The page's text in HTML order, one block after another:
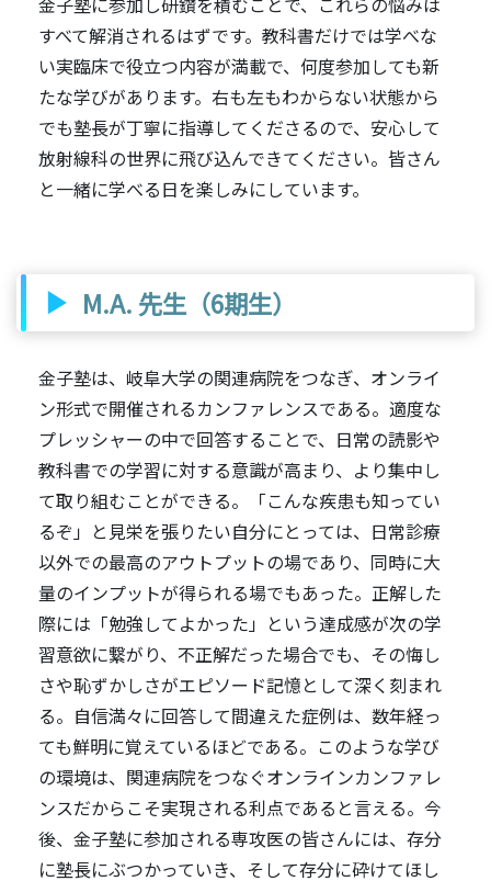
すべて解消されるはずです。教科書だけでは学べな
い実臨床で役立つ内容が満載で、何度参加しても新
たな学びがあります。右も左もわからない状態から
でも塾長が丁寧に指導してくださるので、安心して
放射線科の世界に飛び込んできてください。皆さん
と一緒に学べる日を楽しみにしています。
M.A. 先生（6期生）
金子塾は、岐阜大学の関連病院をつなぎ、オンライ
ン形式で開催されるカンファレンスである。適度な
プレッシャーの中で回答することで、日常の読影や
教科書での学習に対する意識が高まり、より集中し
て取り組むことができる。「こんな疾患も知ってい
るぞ」と見栄を張りたい自分にとっては、日常診療
以外での最高のアウトプットの場であり、同時に大
量のインプットが得られる場でもあった。正解した
際には「勉強してよかった」という達成感が次の学
習意欲に繋がり、不正解だった場合でも、その悔し
さや恥ずかしさがエピソード記憶として深く刻まれ
る。自信満々に回答して間違えた症例は、数年経っ
ても鮮明に覚えているほどである。このような学び
の環境は、関連病院をつなぐオンラインカンファレ
ンスだからこそ実現される利点であると言える。今
後、金子塾に参加される専攻医の皆さんには、存分
に塾長にぶつかっていき、そして存分に砕けてほし